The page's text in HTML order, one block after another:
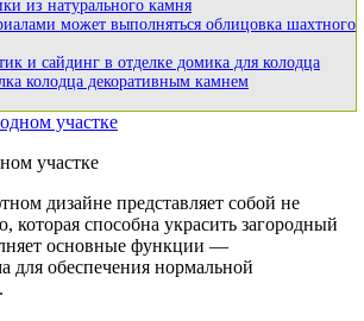
из натурального камня
может выполняться облицовка шахтного
и сайдинг в отделке домика для колодца
колодца декоративным камнем
участке
дизайне представляет собой не
которая способна украсить загородный
основные функции —
для обеспечения нормальной